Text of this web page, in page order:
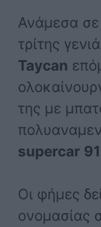
Ανάμεσα σε
τρίτης
Taycan
της με
supercar
Οι φήμες
ονομασίας